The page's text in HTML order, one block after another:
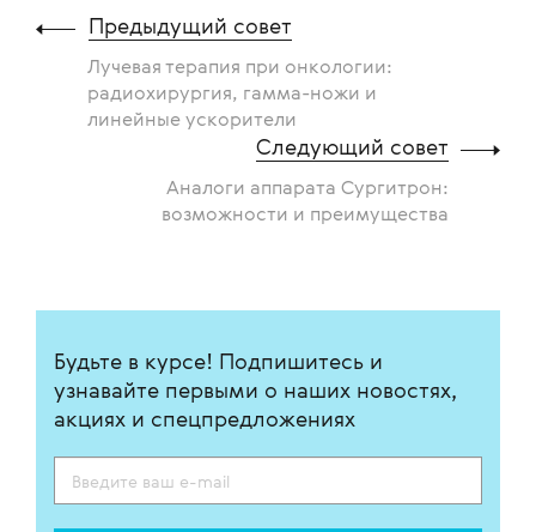
Предыдущий совет
Лучевая терапия при онкологии:
радиохирургия, гамма-ножи и
линейные ускорители
Следующий совет
Аналоги аппарата Сургитрон:
возможности и преимущества
Будьте в курсе! Подпишитесь и
узнавайте первыми о наших новостях,
акциях и спецпредложениях